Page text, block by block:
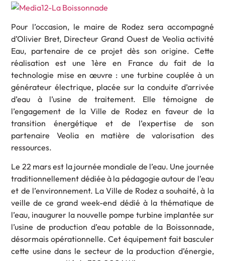
Pour l’occasion, le maire de Rodez sera accompagné
d’Olivier Bret, Directeur Grand Ouest de Veolia activité
Eau, partenaire de ce projet dès son origine. Cette
réalisation est une 1ère en France du fait de la
technologie mise en œuvre : une turbine couplée à un
générateur électrique, placée sur la conduite d’arrivée
d’eau à l’usine de traitement. Elle témoigne de
l’engagement de la Ville de Rodez en faveur de la
transition énergétique et de l’expertise de son
partenaire Veolia en matière de valorisation des
ressources.
Le 22 mars est la journée mondiale de l’eau. Une journée
traditionnellement dédiée à la pédagogie autour de l’eau
et de l’environnement. La Ville de Rodez a souhaité, à la
veille de ce grand week-end dédié à la thématique de
l’eau, inaugurer la nouvelle pompe turbine implantée sur
l’usine de production d’eau potable de la Boissonnade,
désormais opérationnelle. Cet équipement fait basculer
cette usine dans le secteur de la production d’énergie,